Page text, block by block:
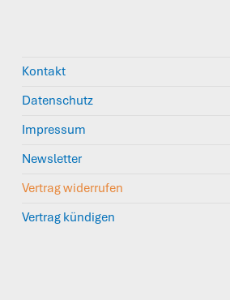
Kontakt
Datenschutz
Impressum
Newsletter
Vertrag widerrufen
Vertrag kündigen